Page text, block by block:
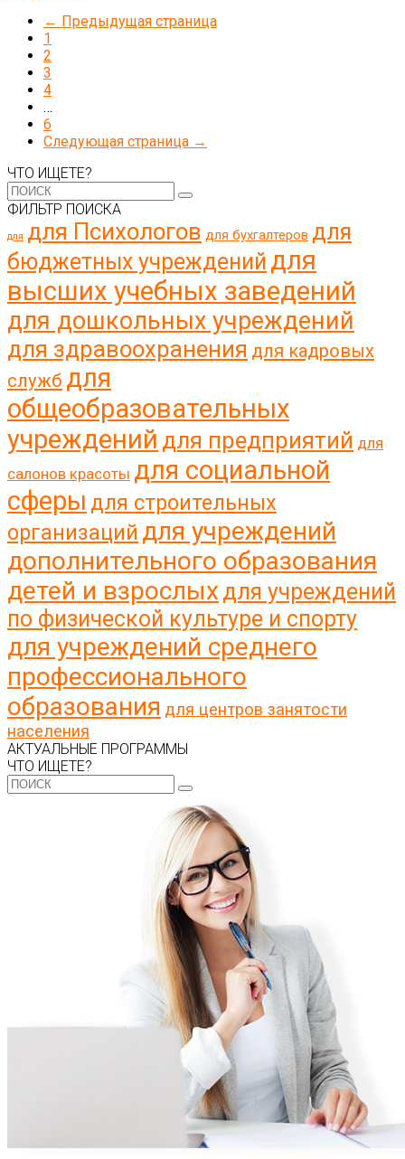
← Предыдущая страница
1
2
3
4
…
6
Следующая страница →
ЧТО ИЩЕТЕ?
ФИЛЬТР ПОИСКА
для для Психологов для бухгалтеров для
бюджетных учреждений для
высших учебных заведений
для дошкольных учреждений
для здравоохранения для кадровых
служб для
общеобразовательных
учреждений для предприятий для
салонов красоты для социальной
сферы для строительных
организаций для учреждений
дополнительного образования
детей и взрослых для учреждений
по физической культуре и спорту
для учреждений среднего
профессионального
образования для центров занятости
населения
АКТУАЛЬНЫЕ ПРОГРАММЫ
ЧТО ИЩЕТЕ?